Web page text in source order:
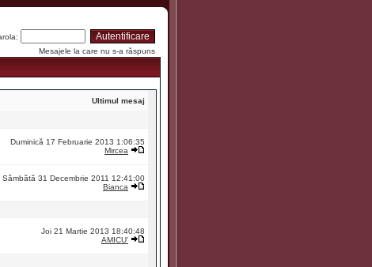
Mesajele la care nu s-a răspuns
Ultimul mesaj
Duminică 17 Februarie 2013 1:06:35
Mircea
Sâmbătă 31 Decembrie 2011 12:41:00
Bianca
Joi 21 Martie 2013 18:40:48
AMICU'